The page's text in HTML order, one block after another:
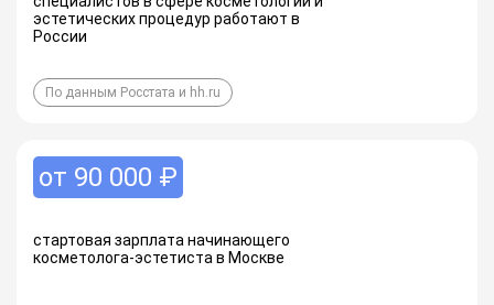
эстетических процедур работают в
России
По данным Росстата и hh.ru
от 90 000 ₽
стартовая зарплата начинающего
косметолога-эстетиста в Москве